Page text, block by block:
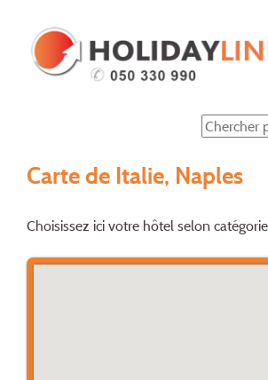
Carte de Italie, Naples
Choisissez ici votre hôtel selon